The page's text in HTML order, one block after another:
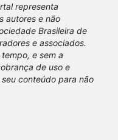
representa
autores e não
Brasileira de
e associados.
e sem a
de uso e
conteúdo para não